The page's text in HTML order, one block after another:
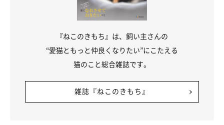
『ねこのきもち』は、飼い主さんの
“愛猫ともっと仲良くなりたい”にこたえる
猫のこと総合雑誌です。
雑誌『ねこのきもち』